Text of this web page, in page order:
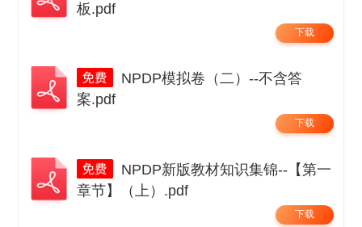
板.pdf
下载
案.pdf
下载
章节】（上）.pdf
下载